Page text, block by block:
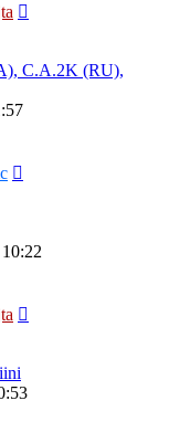
C.A.2K (RU),